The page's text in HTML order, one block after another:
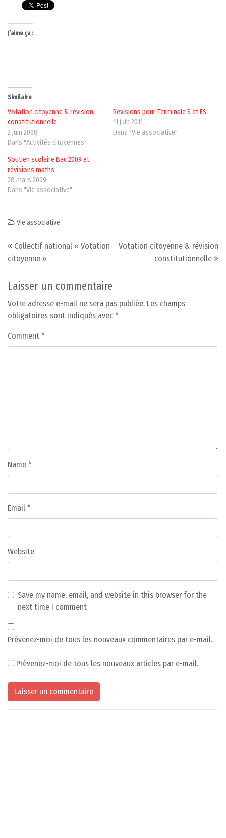
J’aime ça :
Similaire
Votation citoyenne & révision
constitutionnelle
2 juin 2008
Dans "Activités citoyennes"
Révisions pour Terminale S et ES
11 juin 2011
Dans "Vie associative"
Soutien scolaire Bac 2009 et
révisions maths
28 mars 2009
Dans "Vie associative"
Vie associative
Post navigation
Collectif national « Votation
citoyenne »
Votation citoyenne & révision
constitutionnelle
Laisser un commentaire
Votre adresse e-mail ne sera pas publiée. Les champs
obligatoires sont indiqués avec *
Comment *
Name *
Email *
Website
Save my name, email, and website in this browser for the
next time I comment
Prévenez-moi de tous les nouveaux commentaires par e-mail.
Prévenez-moi de tous les nouveaux articles par e-mail.